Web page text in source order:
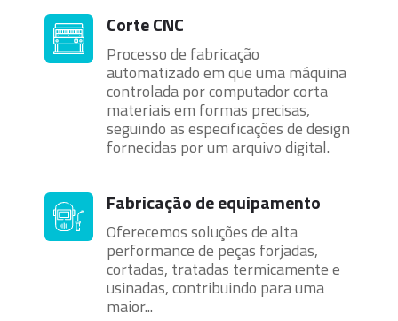
Corte CNC
Processo de fabricação
automatizado em que uma máquina
controlada por computador corta
materiais em formas precisas,
seguindo as especificações de design
fornecidas por um arquivo digital.
Fabricação de equipamento
Oferecemos soluções de alta
performance de peças forjadas,
cortadas, tratadas termicamente e
usinadas, contribuindo para uma
maior...